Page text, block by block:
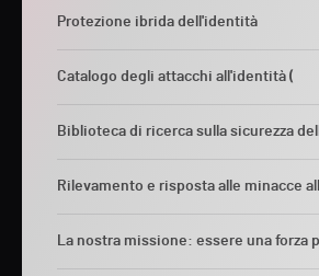
Protezione ibrida dell'identità
Catalogo degli attacchi all'identità (
Biblioteca di ricerca sulla sicurezza
Rilevamento e risposta alle minacce
La nostra missione: essere una forza